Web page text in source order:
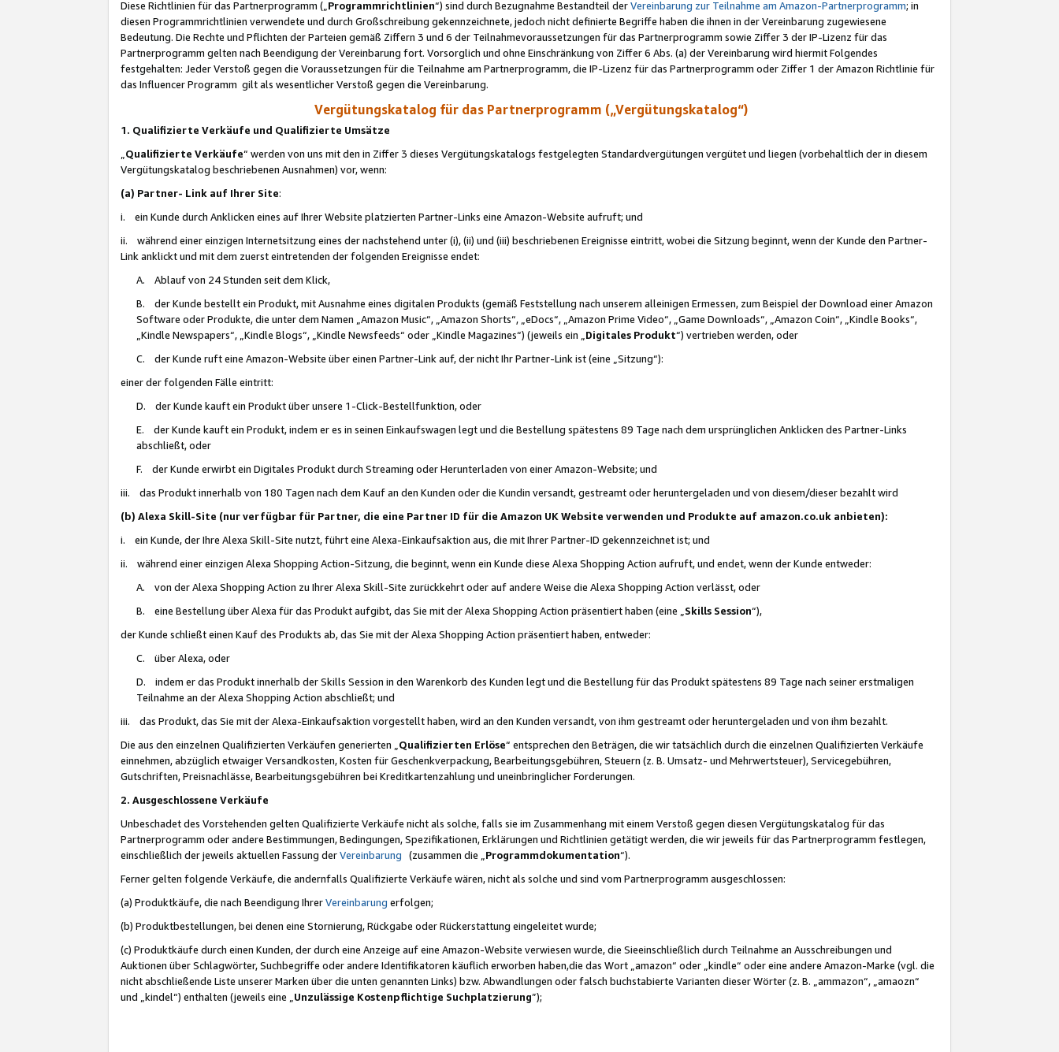
Diese Richtlinien für das Partnerprogramm („Programmrichtlinien“) sind durch Bezugnahme Bestandteil derVereinbarung zur Teilnahme am Amazon-Partnerprogramm; in
diesen Programmrichtlinien verwendete und durch Großschreibung gekennzeichnete, jedoch nicht definierte Begriffe haben die ihnen in der Vereinbarung zugewiesene
Bedeutung. Die Rechte und Pflichten der Parteien gemäß Ziffern 3 und 6 der Teilnahmevoraussetzungen für das Partnerprogramm sowie Ziffer 3 der IP-Lizenz für das
Partnerprogramm gelten nach Beendigung der Vereinbarung fort. Vorsorglich und ohne Einschränkung von Ziffer 6 Abs. (a) der Vereinbarung wird hiermit Folgendes
festgehalten: Jeder Verstoß gegen die Voraussetzungen für die Teilnahme am Partnerprogramm, die IP-Lizenz für das Partnerprogramm oder Ziffer 1 der Amazon Richtlinie für
das Influencer Programm gilt als wesentlicher Verstoß gegen die Vereinbarung.
Vergütungskatalog für das Partnerprogramm („Vergütungskatalog“)
1. Qualifizierte Verkäufe und Qualifizierte Umsätze
Qualifizierte Verkäufe“ werden von uns mit den in Ziffer 3 dieses Vergütungskatalogs festgelegten Standardvergütungen vergütet und liegen (vorbehaltlich der in diesem
Vergütungskatalog beschriebenen Ausnahmen) vor, wenn:
(a) Partner- Link auf Ihrer Site:
i. ein Kunde durch Anklicken eines auf Ihrer Website platzierten Partner-Links eine Amazon-Website aufruft; und
ii. während einer einzigen Internetsitzung eines der nachstehend unter (i), (ii) und (iii) beschriebenen Ereignisse eintritt, wobei die Sitzung beginnt, wenn der Kunde den Partner-
Link anklickt und mit dem zuerst eintretenden der folgenden Ereignisse endet:
A. Ablauf von 24 Stunden seit dem Klick,
B. der Kunde bestellt ein Produkt, mit Ausnahme eines digitalen Produkts (gemäß Feststellung nach unserem alleinigen Ermessen, zum Beispiel der Download einer Amazon
Software oder Produkte, die unter dem Namen „Amazon Music“, „Amazon Shorts“, „eDocs“, „Amazon Prime Video“, „Game Downloads“, „Amazon Coin“, „Kindle Books“,
„Kindle Newspapers“, „Kindle Blogs“, „Kindle Newsfeeds“ oder „Kindle Magazines“) (jeweils ein „ Digitales Produkt“) vertrieben werden, oder
C. der Kunde ruft eine Amazon-Website über einen Partner-Link auf, der nicht Ihr Partner-Link ist (eine „Sitzung“):
einer der folgenden Fälle eintritt:
D. der Kunde kauft ein Produkt über unsere 1-Click-Bestellfunktion, oder
E. der Kunde kauft ein Produkt, indem er es in seinen Einkaufswagen legt und die Bestellung spätestens 89 Tage nach dem ursprünglichen Anklicken des Partner-Links
abschließt, oder
F. der Kunde erwirbt ein Digitales Produkt durch Streaming oder Herunterladen von einer Amazon-Website; und
iii. das Produkt innerhalb von 180 Tagen nach dem Kauf an den Kunden oder die Kundin versandt, gestreamt oder heruntergeladen und von diesem/dieser bezahlt wird
(b) Alexa Skill-Site (nur verfügbar für Partner, die eine Partner ID für die Amazon UK Website verwenden und Produkte auf amazon.co.uk anbieten):
i. ein Kunde, der Ihre Alexa Skill-Site nutzt, führt eine Alexa-Einkaufsaktion aus, die mit Ihrer Partner-ID gekennzeichnet ist; und
ii. während einer einzigen Alexa Shopping Action-Sitzung, die beginnt, wenn ein Kunde diese Alexa Shopping Action aufruft, und endet, wenn der Kunde entweder:
A. von der Alexa Shopping Action zu Ihrer Alexa Skill-Site zurückkehrt oder auf andere Weise die Alexa Shopping Action verlässt, oder
B. eine Bestellung über Alexa für das Produkt aufgibt, das Sie mit der Alexa Shopping Action präsentiert haben (eine „ Skills Session“),
der Kunde schließt einen Kauf des Produkts ab, das Sie mit der Alexa Shopping Action präsentiert haben, entweder:
C. über Alexa, oder
D. indem er das Produkt innerhalb der Skills Session in den Warenkorb des Kunden legt und die Bestellung für das Produkt spätestens 89 Tage nach seiner erstmaligen
Teilnahme an der Alexa Shopping Action abschließt; und
iii. das Produkt, das Sie mit der Alexa-Einkaufsaktion vorgestellt haben, wird an den Kunden versandt, von ihm gestreamt oder heruntergeladen und von ihm bezahlt.
Die aus den einzelnen Qualifizierten Verkäufen generierten „ Qualifizierten Erlöse“ entsprechen den Beträgen, die wir tatsächlich durch die einzelnen Qualifizierten Verkäufe
einnehmen, abzüglich etwaiger Versandkosten, Kosten für Geschenkverpackung, Bearbeitungsgebühren, Steuern (z. B. Umsatz- und Mehrwertsteuer), Servicegebühren,
Gutschriften, Preisnachlässe, Bearbeitungsgebühren bei Kreditkartenzahlung und uneinbringlicher Forderungen.
2. Ausgeschlossene Verkäufe
Unbeschadet des Vorstehenden gelten Qualifizierte Verkäufe nicht als solche, falls sie im Zusammenhang mit einem Verstoß gegen diesen Vergütungskatalog für das
Partnerprogramm oder andere Bestimmungen, Bedingungen, Spezifikationen, Erklärungen und Richtlinien getätigt werden, die wir jeweils für das Partnerprogramm festlegen,
einschließlich der jeweils aktuellen Fassung derVereinbarung (zusammen die „ Programmdokumentation“).
Ferner gelten folgende Verkäufe, die andernfalls Qualifizierte Verkäufe wären, nicht als solche und sind vom Partnerprogramm ausgeschlossen:
(a) Produktkäufe, die nach Beendigung IhrerVereinbarung erfolgen;
(b) Produktbestellungen, bei denen eine Stornierung, Rückgabe oder Rückerstattung eingeleitet wurde;
(c) Produktkäufe durch einen Kunden, der durch eine Anzeige auf eine Amazon-Website verwiesen wurde, die Sieeinschließlich durch Teilnahme an Ausschreibungen und
Auktionen über Schlagwörter, Suchbegriffe oder andere Identifikatoren käuflich erworben haben,die das Wort „amazon“ oder „kindle“ oder eine andere Amazon-Marke (vgl. die
nicht abschließende Liste unserer Marken über die unten genannten Links) bzw. Abwandlungen oder falsch buchstabierte Varianten dieser Wörter (z. B. „ammazon“, „amaozn“
und „kindel“) enthalten (jeweils eine „ Unzulässige Kostenpflichtige Suchplatzierung”);